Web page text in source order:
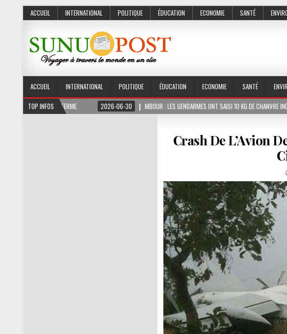
ACCUEIL INTERNATIONAL POLITIQUE ÉDUCATION ECONOMIE SANTÉ
ACCUEIL INTERNATIONAL POLITIQUE ÉDUCATION ECONOMIE SANTÉ
TOP INFOS
FERME 2026-06-30 MBOUR : LES GENDARMES ONT SAISI 10 KG DE CHANVRE INDIEN DISSIMULÉS
Crash De L’Avion